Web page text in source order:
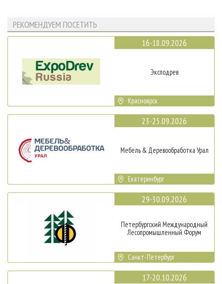
РЕКОМЕНДУЕМ ПОСЕТИТЬ
16-18.09.2026
Эксподрев
Красноярск
23-25.09.2026
Мебель & Деревообработка Урал
Екатеринбург
29-30.09.2026
Петербургский Международный
Лесопромышленный Форум
Санкт-Петербург
17-20.10.2026